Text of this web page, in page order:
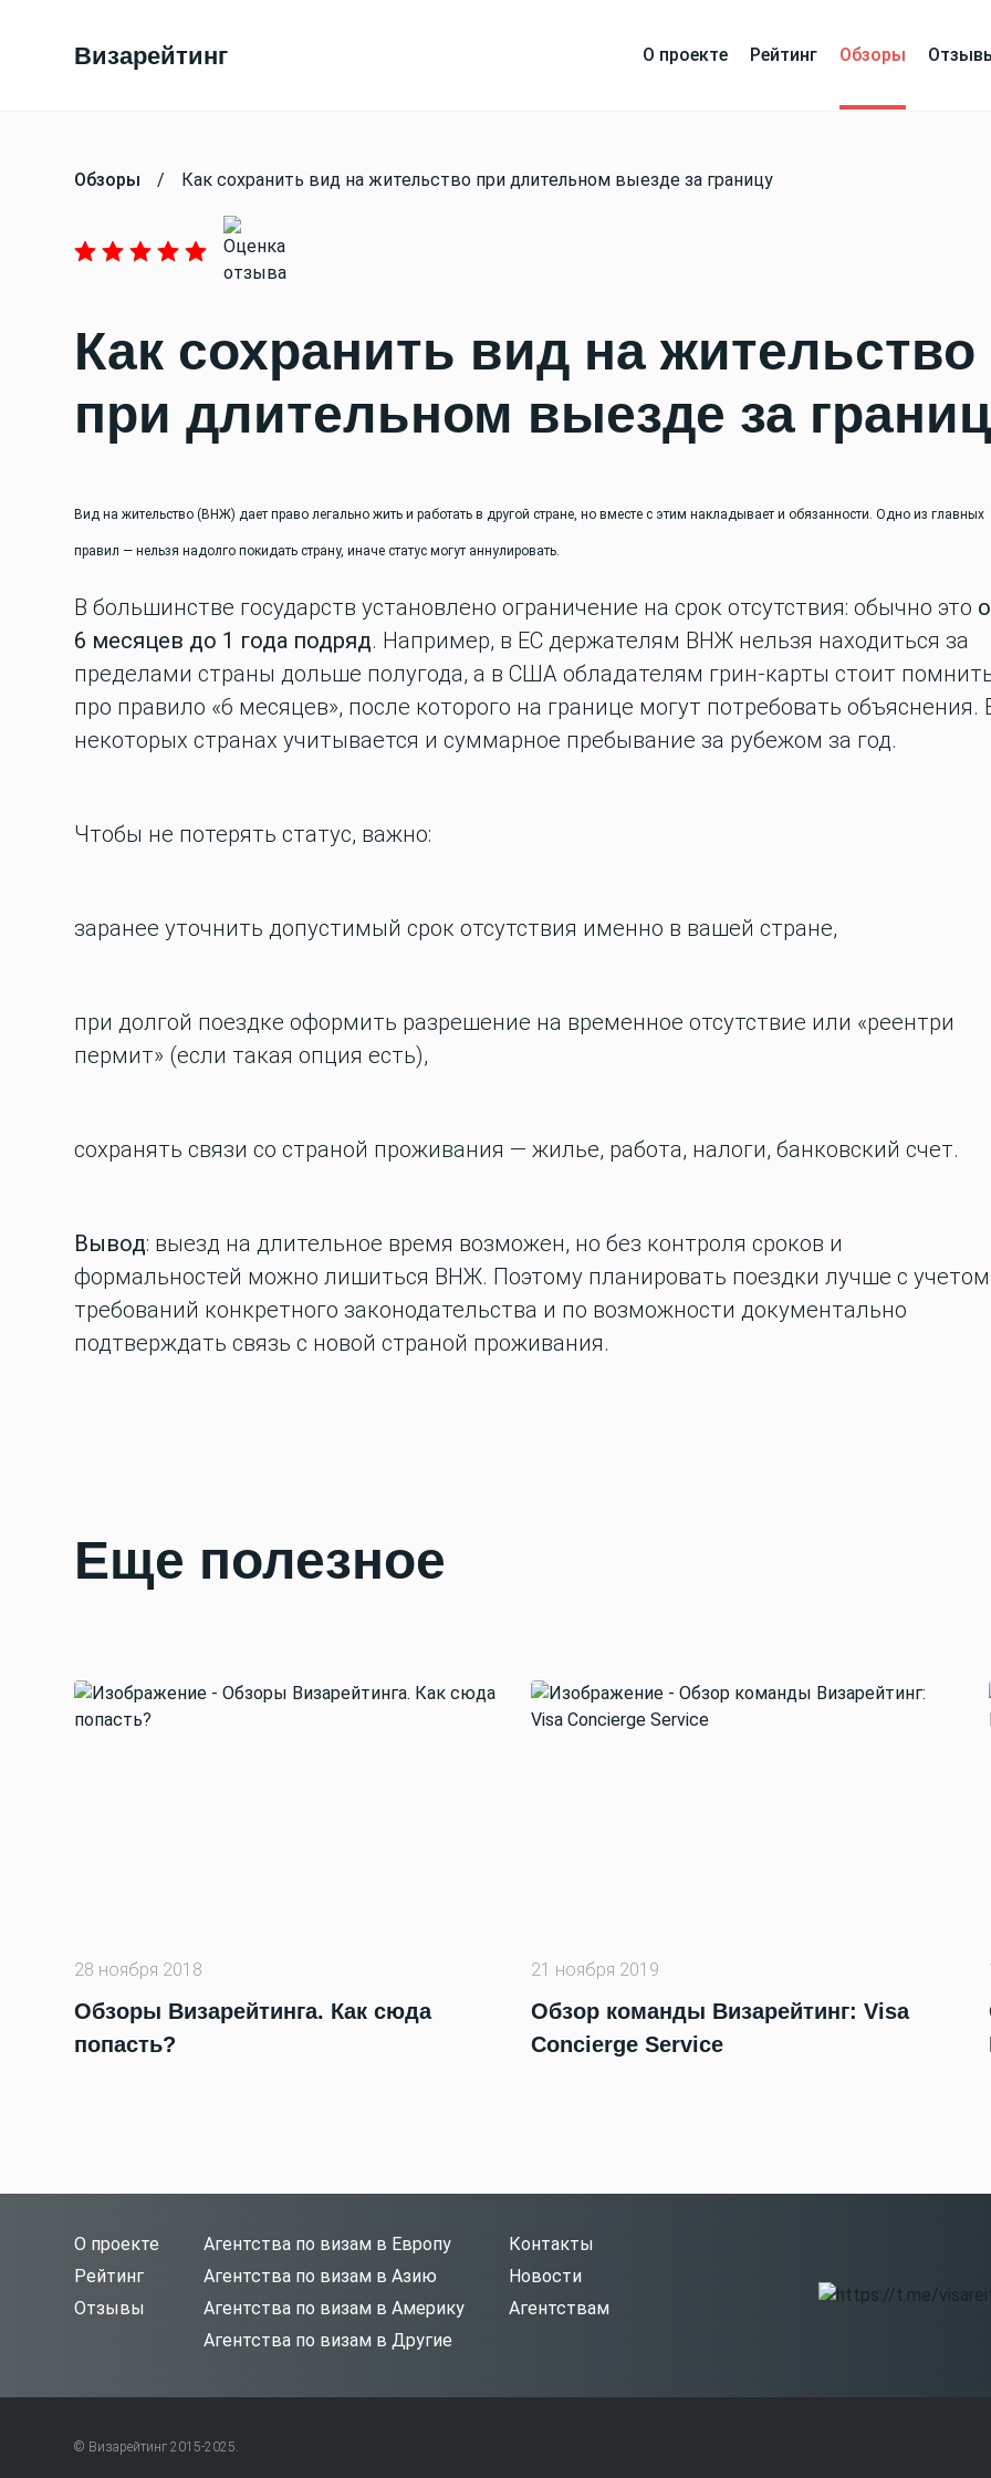
Визарейтинг О проекте Рейтинг Обзоры
Обзоры / Как сохранить вид на жительство при длительном выезде за границу
Как сохранить вид на жительство
при длительном выезде за
Вид на жительство (ВНЖ) дает право легально жить и работать в другой стране, но вместе с этим накладывает и обязанности. Одно из главных
правил — нельзя надолго покидать страну, иначе статус могут аннулировать.
В большинстве государств установлено ограничение на срок отсутствия: обычно это
6 месяцев до 1 года подряд. Например, в ЕС держателям ВНЖ нельзя находиться за
пределами страны дольше полугода, а в США обладателям грин-карты стоит
про правило «6 месяцев», после которого на границе могут потребовать объяснения.
некоторых странах учитывается и суммарное пребывание за рубежом за год.
Чтобы не потерять статус, важно:
заранее уточнить допустимый срок отсутствия именно в вашей стране,
при долгой поездке оформить разрешение на временное отсутствие или «реентри
пермит» (если такая опция есть),
сохранять связи со страной проживания — жилье, работа, налоги, банковский счет.
Вывод: выезд на длительное время возможен, но без контроля сроков и
формальностей можно лишиться ВНЖ. Поэтому планировать поездки лучше с учетом
требований конкретного законодательства и по возможности документально
подтверждать связь с новой страной проживания.
Еще полезное
28 ноября 2018
Обзоры Визарейтинга. Как сюда
попасть?
21 ноября 2019
Обзор команды Визарейтинг: Visa
Concierge Service
О проекте
Рейтинг
Отзывы
Агентства по визам в Европу
Агентства по визам в Азию
Агентства по визам в Америку
Агентства по визам в Другие
Контакты
Новости
Агентствам
© Визарейтинг 2015-2025.